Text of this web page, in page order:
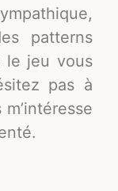
patterns
le jeu vous
pas à